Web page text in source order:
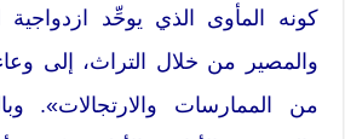
كونه المأوى الذي يوحِّد
والمصير من خلال التراث، إلى
من الممارسات والارتجالات».